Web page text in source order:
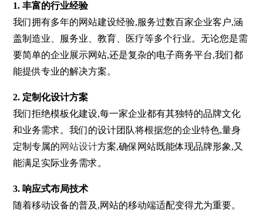
1. 丰富的行业经验
我们拥有多年的网站建设经验,服务过数百家企业客户,涵
盖制造业、服务业、教育、医疗等多个行业。无论您是需
要简单的企业展示网站,还是复杂的电子商务平台,我们都
能提供专业的解决方案。
2. 定制化设计方案
我们拒绝模板化建设,每一家企业都有其独特的品牌文化
和业务需求。我们的设计团队将根据您的企业特色,量身
定制专属的网站设计方案,确保网站既能体现品牌形象,又
能满足实际业务需求。
3. 响应式布局技术
随着移动设备的普及,网站的移动端适配变得尤为重要。